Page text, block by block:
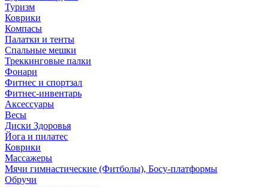
Туризм
Коврики
Компасы
Палатки и тенты
Спальные мешки
Треккинговые палки
Фонари
Фитнес и спортзал
Фитнес-инвентарь
Аксессуары
Весы
Диски Здоровья
Йога и пилатес
Коврики
Массажеры
Мячи гимнастические (Фитболы), Босу-платформы
Обручи